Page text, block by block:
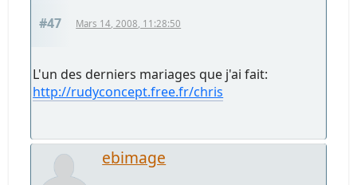
#47 Mars 14, 2008, 11:28:50
L'un des derniers mariages que j'ai fait:
http://rudyconcept.free.fr/chris
ebimage